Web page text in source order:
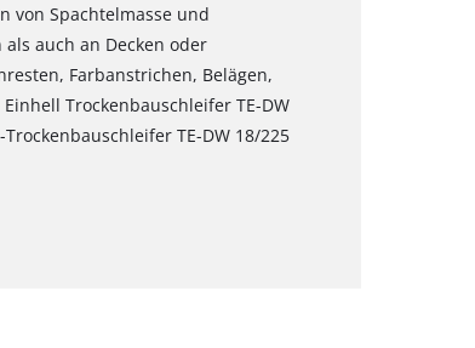
von Spachtelmasse und
auch an Decken oder
Farbanstrichen, Belägen,
Trockenbauschleifer TE-DW
TE-DW 18/225